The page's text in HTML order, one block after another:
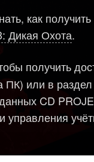
как
Дикая Охота.
получить
ПК) или в
CD
управления